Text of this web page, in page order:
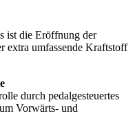
ist die Eröffnung der
extra umfassende Kraftstoff
durch pedalgesteuertes
Vorwärts- und